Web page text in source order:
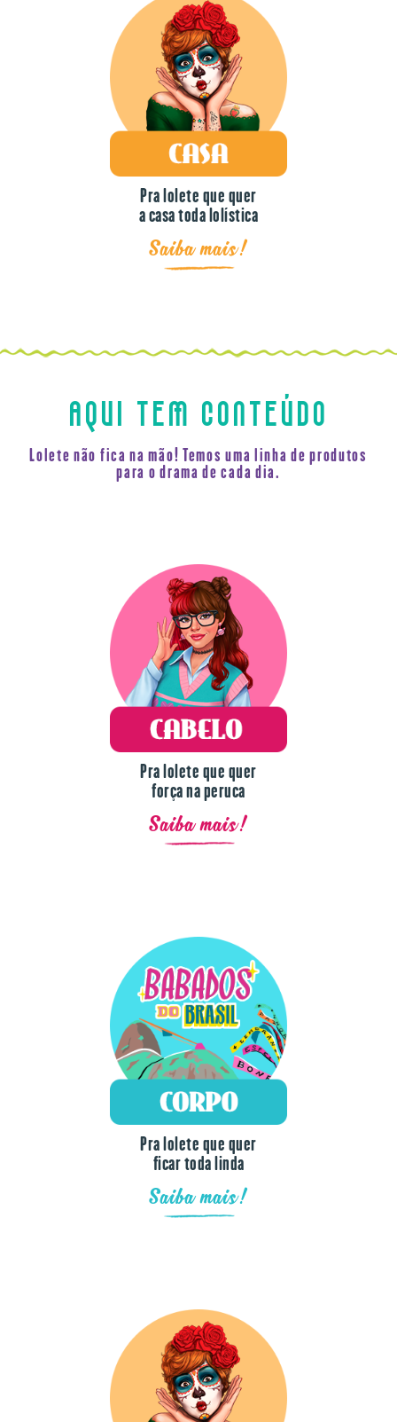
Pra lolete que quer
a casa toda lolística
Saiba mais!
AQUI TEM CONTEÚDO
Lolete não fica na mão! Temos uma linha de produtos
para o drama de cada dia.
Pra lolete que quer
força na peruca
Saiba mais!
Pra lolete que quer
ficar toda linda
Saiba mais!